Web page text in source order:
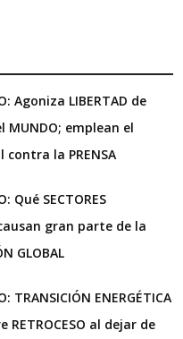
Agoniza LIBERTAD de
MUNDO; emplean el
contra la PRENSA
Qué SECTORES
causan gran parte de la
GLOBAL
TRANSICIÓN ENERGÉTICA
RETROCESO al dejar de